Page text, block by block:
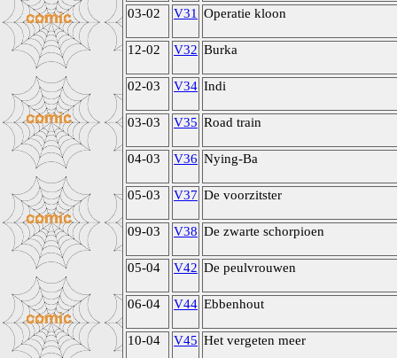
03-02 V31 Operatie kloon
12-02 V32 Burka
02-03 V34 Indi
03-03 V35 Road train
04-03 V36 Nying-Ba
05-03 V37 De voorzitster
09-03 V38 De zwarte schorpioen
05-04 V42 De peulvrouwen
06-04 V44 Ebbenhout
10-04 V45 Het vergeten meer